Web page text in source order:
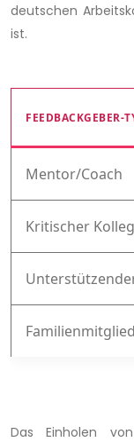
deutschen
ist.
FEEDBACKGEBER-
Mentor/Coach
Kritischer
Familienmitglied
Das Einholen